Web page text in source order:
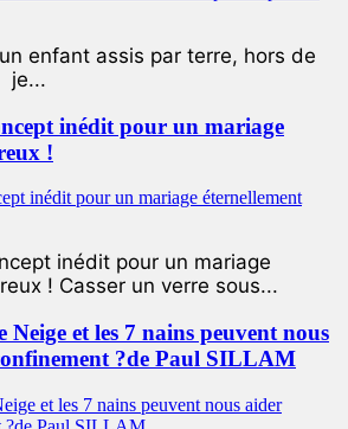
enfant assis par terre, hors de
je...
inédit pour un mariage
!
inédit pour un mariage
! Casser un verre sous...
Neige et les 7 nains peuvent nous
?de Paul SILLAM